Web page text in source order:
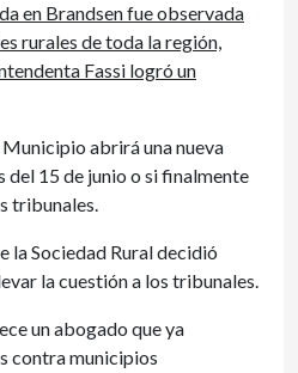
en Brandsen fue observada
rurales de toda la región,
Fassi logró un
Municipio abrirá una nueva
del 15 de junio o si finalmente
tribunales.
la Sociedad Rural decidió
la cuestión a los tribunales.
un abogado que ya
contra municipios